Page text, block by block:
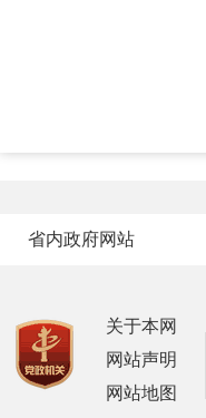
省内政府网站
关于本网
网站声明
网站地图